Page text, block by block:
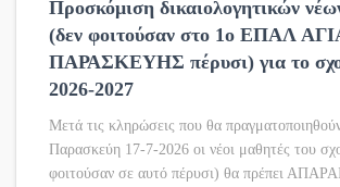
Προσκόμιση δικαιολογητικών
(δεν φοιτούσαν στο 1ο ΕΠΑΛ
ΠΑΡΑΣΚΕΥΗΣ πέρυσι) για το
2026-2027
Μετά τις κληρώσεις που θα
Παρασκεύη 17-7-2026 οι νέοι μαθητές του
φοιτούσαν σε αυτό πέρυσι) θα πρέπει